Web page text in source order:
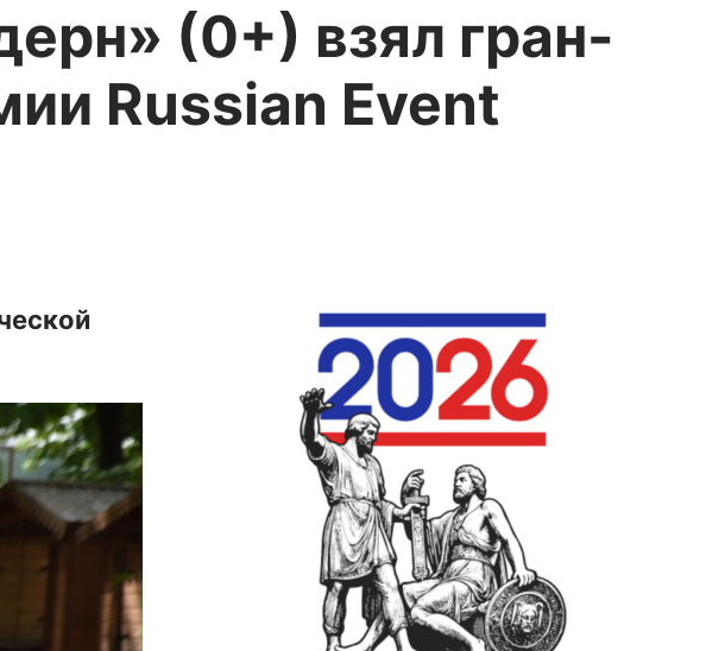
(0+) взял гран-
Russian Event